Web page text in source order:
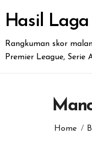
content
Hasil Laga
Rangkuman skor
Premier League, Serie
Home